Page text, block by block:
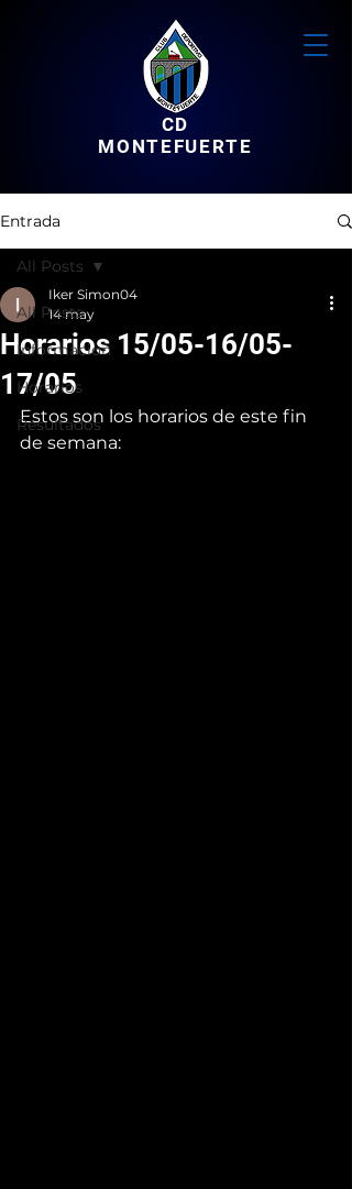
CD
MONTEFUERTE
Entrada
All Posts
Informacion
Horarios
Resultados
All Posts
Horarios 15/05-16/05-
17/05
Iker Simon04
14 may
Estos son los horarios de este fin
de semana: